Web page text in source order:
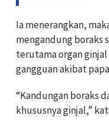
Ia menerangkan,
mengandung boraks
terutama organ
gangguan akibat
“Kandungan boraks
khususnya ginjal,”